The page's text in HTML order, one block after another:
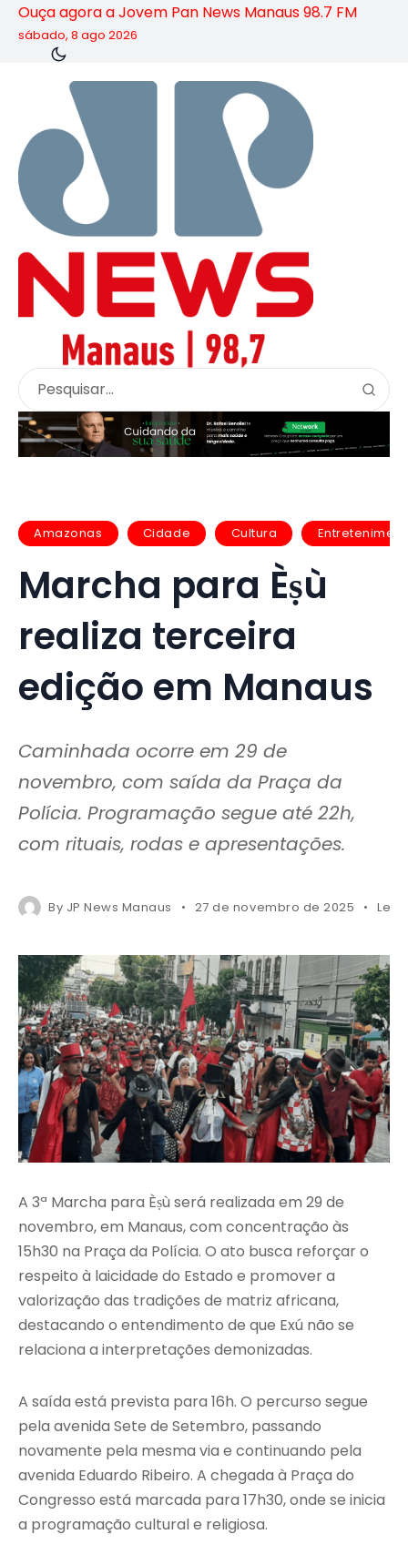
Ouça agora a Jovem Pan News Manaus 98.7 FM
sábado, 8 ago 2026
Amazonas Cidade Cultura
Marcha para Èṣù
realiza terceira
edição em Manaus
Caminhada ocorre em 29 de
novembro, com saída da Praça da
Polícia. Programação segue até 22h,
com rituais, rodas e apresentações.
By JP News Manaus 27 de novembro de 2025
A 3ª Marcha para Èṣù será realizada em 29 de
novembro, em Manaus, com concentração às
15h30 na Praça da Polícia. O ato busca reforçar o
respeito à laicidade do Estado e promover a
valorização das tradições de matriz africana,
destacando o entendimento de que Exú não se
relaciona a interpretações demonizadas.
A saída está prevista para 16h. O percurso segue
pela avenida Sete de Setembro, passando
novamente pela mesma via e continuando pela
avenida Eduardo Ribeiro. A chegada à Praça do
Congresso está marcada para 17h30, onde se inicia
a programação cultural e religiosa.